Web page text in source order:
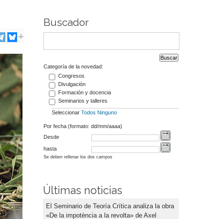
Buscador
Categoría de la novedad:
Congresos
Divulgación
Formación y docencia
Seminarios y talleres
Seleccionar Todos Ninguno
Por fecha (formato: dd/mm/aaaa)
Desde
hasta
Se deben rellenar los dos campos
Últimas noticias
El Seminario de Teoría Crítica analiza la obra
«De la impotència a la revolta» de Axel